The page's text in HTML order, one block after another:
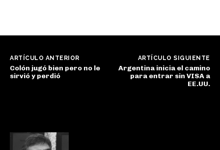
ARTÍCULO ANTERIOR
Colón jugó bien pero no le
sirvió y perdió
ARTÍCULO SIGUIENTE
Argentina inicia el camino
para entrar sin VISA a
EE.UU.